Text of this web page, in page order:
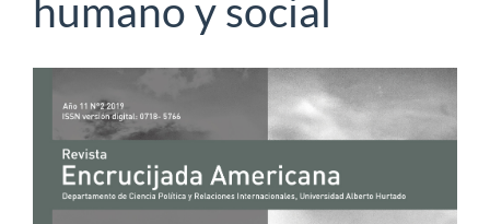
humano y social
Barra
lateral
del
artículo